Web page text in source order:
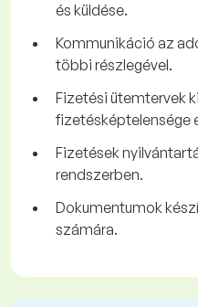
és küldése.
Kommunikáció az
többi részlegével.
Fizetési ütemtervek
fizetésképtelensége
Fizetések
rendszerben.
Dokumentumok
számára.